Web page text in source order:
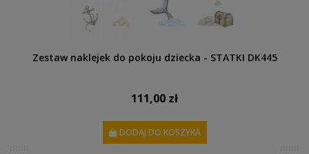
Zestaw naklejek do pokoju dziecka - STATKI DK445
111,00 zł
DODAJ DO KOSZYKA